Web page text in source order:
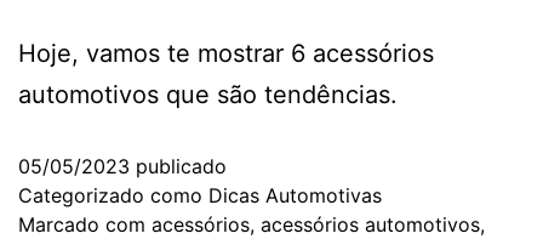
Hoje, vamos te mostrar 6 acessórios
automotivos que são tendências.
05/05/2023 publicado
Categorizado como Dicas Automotivas
Marcado com acessórios, acessórios automotivos,